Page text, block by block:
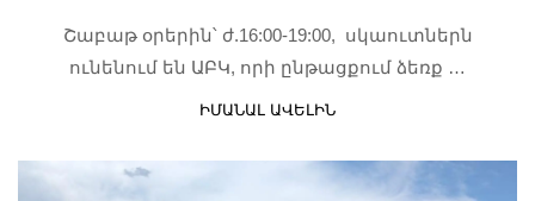
Շաբաթ օրերին՝ ժ.16:00-19:00, սկաուտներն
ունենում են ԱԲԿ, որի ընթացքում ձեռք …
ԻՄԱՆԱԼ ԱՎԵԼԻՆ